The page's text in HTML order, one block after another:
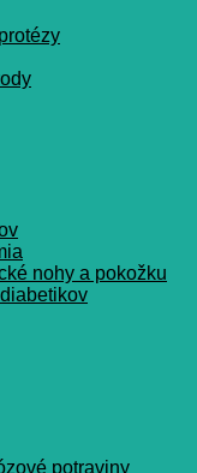
nohy a pokožku
potraviny